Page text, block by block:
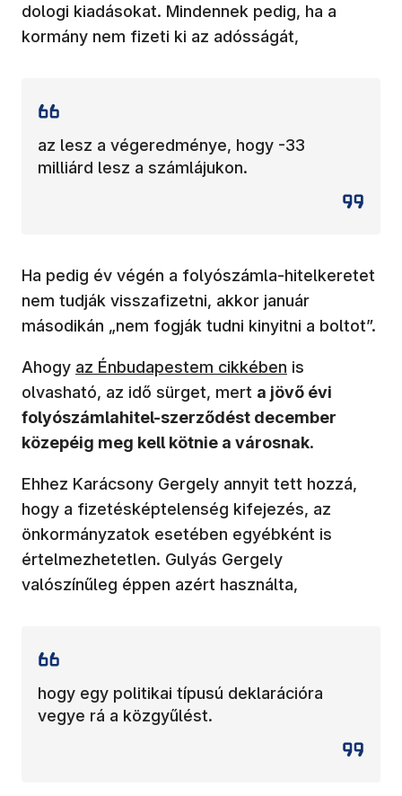
dologi kiadásokat. Mindennek pedig, ha a
kormány nem fizeti ki az adósságát,
az lesz a végeredménye, hogy -33
milliárd lesz a számlájukon.
Ha pedig év végén a folyószámla-hitelkeretet
nem tudják visszafizetni, akkor január
másodikán „nem fogják tudni kinyitni a boltot”.
Ahogy (új ablakban nyílik meg)
az Énbudapestem cikkében is
olvasható, az idő sürget, mert a jövő évi
folyószámlahitel-szerződést december
közepéig meg kell kötnie a városnak.
Ehhez Karácsony Gergely annyit tett hozzá,
hogy a fizetésképtelenség kifejezés, az
önkormányzatok esetében egyébként is
értelmezhetetlen. Gulyás Gergely
valószínűleg éppen azért használta,
hogy egy politikai típusú deklarációra
vegye rá a közgyűlést.